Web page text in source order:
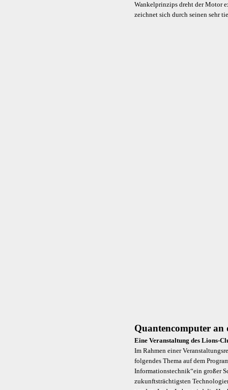
Wankelprinzips dreht der Motor
zeichnet sich durch seinen sehr
Quantencomputer an
Eine Veranstaltung des Lions-
Im Rahmen einer
folgendes Thema auf dem
Informationstechnik“ein großer
zukunftsträchtigsten